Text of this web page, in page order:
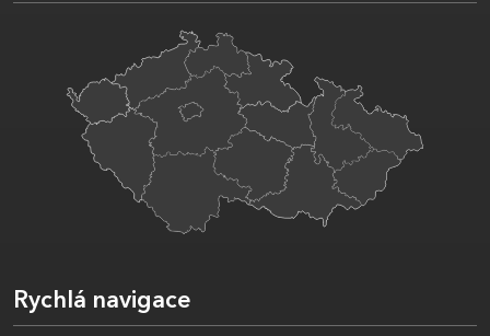
Rychlá navigace